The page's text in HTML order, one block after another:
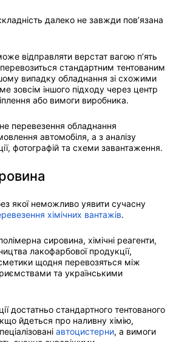
далеко не завжди пов’язана
відправляти верстат вагою п’ять
стандартним тентованим
випадку обладнання зі схожими
зовсім іншого підходу через центр
або вимоги виробника.
перевезення обладнання
автомобіля, а з аналізу
фотографій та схеми завантаження.
якої неможливо уявити сучасну
хімічних вантажів.
сировина, хімічні реагенти,
лакофарбової продукції,
щодня перевозяться між
та українськими
достатньо стандартного тентованого
йдеться про наливну хімію,
автоцистерни, а вимоги